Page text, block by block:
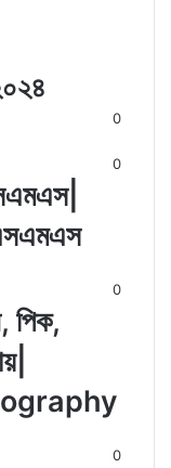
0
0
এসএমএস
0
পিক,
0